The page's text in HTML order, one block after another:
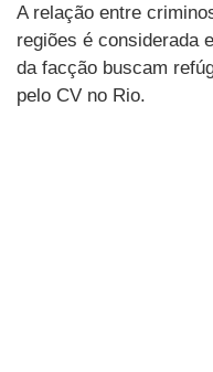
A relação entre
regiões é considerada
da facção buscam
pelo CV no Rio.